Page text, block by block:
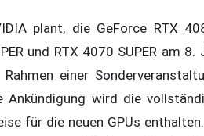
plant, die GeForce RTX
und RTX 4070 SUPER am
einer
Ankündigung wird die
für die neuen GPUs